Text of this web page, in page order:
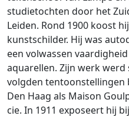
studietochten door het
Leiden. Rond 1900 koost
kunstschilder. Hij was
een volwassen
aquarellen. Zijn werk
volgden tentoonstellingen
Den Haag als Maison
cie. In 1911 exposeert hij